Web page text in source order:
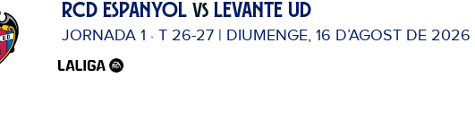
RCD ESPANYOLVS LEVANTE UD
JORNADA 1 · T 26-27 | DIUMENGE, 16 D’AGOST DE 2026